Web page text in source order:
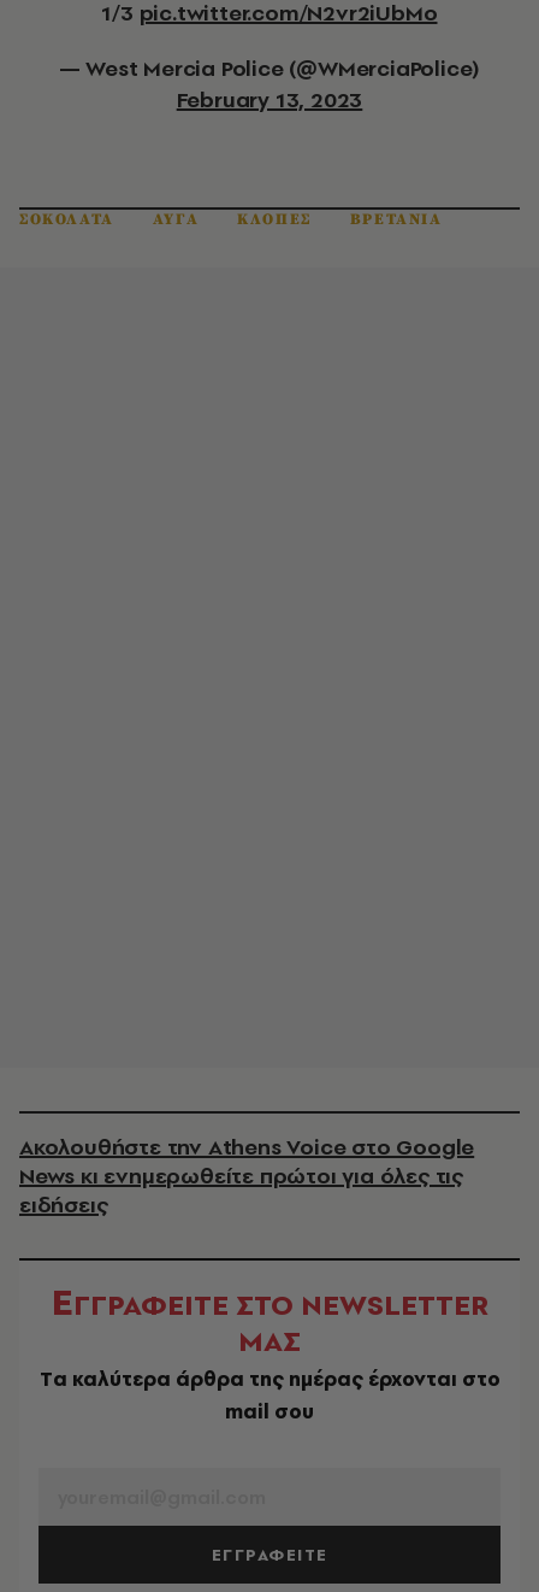
1/3 pic.twitter.com/N2vr2iUbMo
— West Mercia Police (@WMerciaPolice)
February 13, 2023
ΣΟΚΟΛΑΤΑ ΑΥΓΑ ΚΛΟΠΕΣ ΒΡΕΤΑΝΙΑ
Ακολουθήστε την Athens Voice στο Google
News κι ενημερωθείτε πρώτοι για όλες τις
ειδήσεις
ΕΓΓΡΑΦΕΙΤΕ ΣΤΟ NEWSLETTER
ΜΑΣ
Tα καλύτερα άρθρα της ημέρας έρχονται στο
mail σου
ΕΓΓΡΑΦΕΙΤΕ